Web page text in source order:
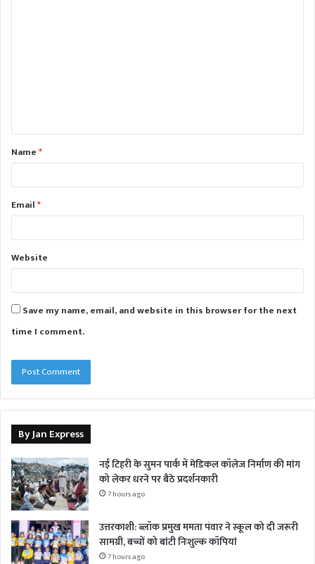
t
*Name*
Email*
Website
Save my name, email, and website in this browser for the next
time I comment.
By Jan Express
नई टिहरी के सुमन पार्क में मेडिकल कॉलेज निर्माण की मांग
को लेकर धरने पर बैठे प्रदर्शनकारी
7 hours ago
उत्तरकाशी: ब्लॉक प्रमुख ममता पंवार ने स्कूल को दी जरूरी
सामग्री, बच्चों को बांटी निःशुल्क कॉपियां
7 hours ago